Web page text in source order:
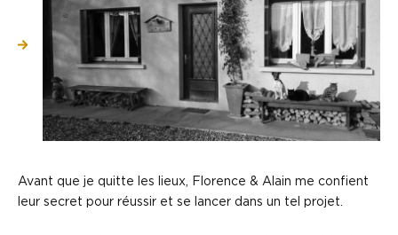
Avant que je quitte les lieux, Florence & Alain me confient
leur secret pour réussir et se lancer dans un tel projet.